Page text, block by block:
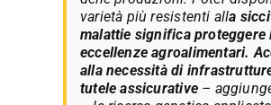
varietà più resistenti alla
malattie significa proteggere
eccellenze agroalimentari.
alla necessità di
tutele assicurative–